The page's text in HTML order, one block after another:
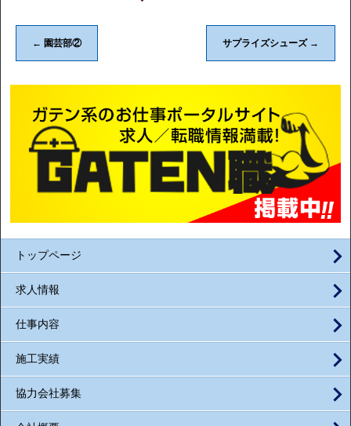
← 園芸部② サプライズシューズ →
トップページ
求人情報
仕事内容
施工実績
協力会社募集